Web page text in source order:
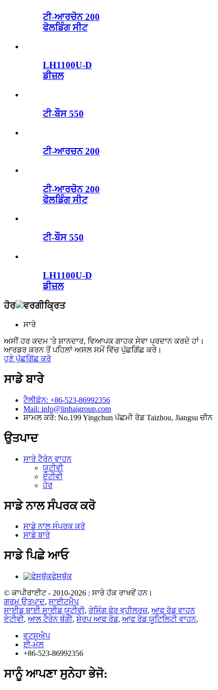
ਟੀ-ਆਰਚੋਨ 200
ਫੋਲਡਿੰਗ ਸੀਟ
LH1100U-D
ਡੀਜ਼ਲ
ਟੀ-ਬੌਸ 550
ਟੀ-ਆਰਚਨ 200
ਟੀ-ਆਰਚੋਨ 200
ਫੋਲਡਿੰਗ ਸੀਟ
ਟੀ-ਬੌਸ 550
LH1100U-D
ਡੀਜ਼ਲ
ਹੋਰ
ਸਾਰੇ
ਅਸੀਂ ਹਰ ਕਦਮ 'ਤੇ ਸ਼ਾਨਦਾਰ, ਵਿਆਪਕ ਗਾਹਕ ਸੇਵਾ ਪ੍ਰਦਾਨ ਕਰਦੇ ਹਾਂ।
ਆਰਡਰ ਕਰਨ ਤੋਂ ਪਹਿਲਾਂ ਅਸਲ ਸਮੇਂ ਵਿੱਚ ਪੁੱਛਗਿੱਛ ਕਰੋ।
ਹੁਣੇ ਪੁੱਛਗਿੱਛ ਕਰੋ
ਸਾਡੇ ਬਾਰੇ
ਟੈਲੀਫ਼ੋਨ: +86-523-86992356
Mail: info@linhaigroup.com
ਸ਼ਾਮਲ ਕਰੋ: No.199 Yingchun ਪੱਛਮੀ ਰੋਡ Taizhou, Jiangsu ਚੀਨ
ਉਤਪਾਦ
ਸਾਰੇ ਟੈਰੇਨ ਵਾਹਨ
ਯੂਟੀਵੀ
ਏਟੀਵੀ
ਹੋਰ
ਸਾਡੇ ਨਾਲ ਸੰਪਰਕ ਕਰੋ
ਸਾਡੇ ਨਾਲ ਸੰਪਰਕ ਕਰੋ
ਸਾਡੇ ਬਾਰੇ
ਸਾਡੇ ਪਿਛੇ ਆਓ
ਫੇਸਬੁੱਕ
© ਕਾਪੀਰਾਈਟ - 2010-2026 : ਸਾਰੇ ਹੱਕ ਰਾਖਵੇਂ ਹਨ।
ਗਰਮ ਉਤਪਾਦ, ਸਾਈਟਮੈਪ
ਸਾਈਡ ਬਾਈ ਸਾਈਡ ਯੂਟੀਵੀ, ਰੇਸਿੰਗ ਫੋਰ ਵ੍ਹੀਲਰਜ਼, ਆਫ ਰੋਡ ਵਾਹਨ
ਏਟੀਵੀ, ਆਲ ਟੈਰੇਨ ਬੱਗੀ, ਸ਼ੇਰਪ ਆਫ ਰੋਡ, ਆਫ ਰੋਡ ਯੂਟਿਲਿਟੀ ਵਾਹਨ,
ਵਟਸਐਪ
ਈ-ਮੇਲ
+86-523-86992356
ਸਾਨੂੰ ਆਪਣਾ ਸੁਨੇਹਾ ਭੇਜੋ: